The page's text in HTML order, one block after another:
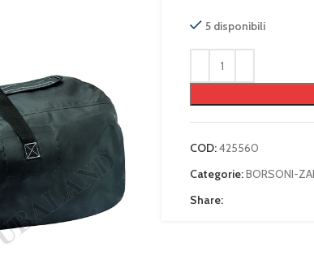
5 disponibili
COD:425560
Categorie:BORSONI-
Share: